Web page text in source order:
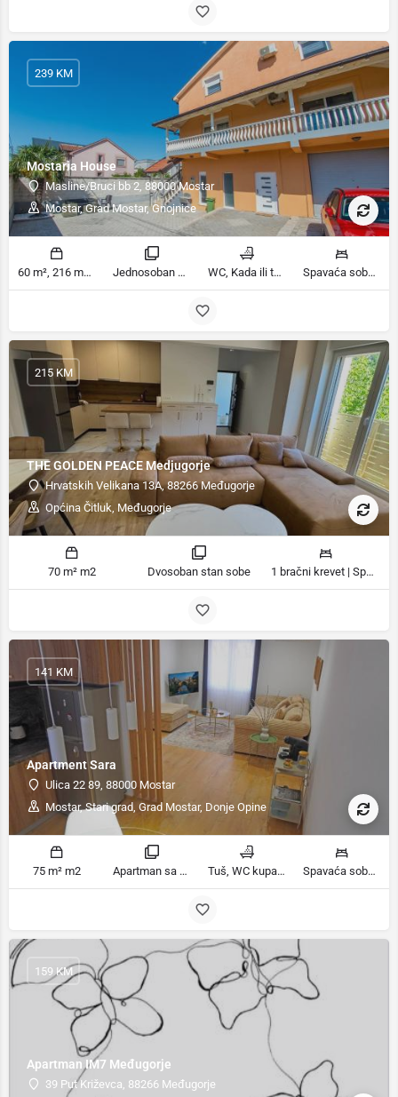
Mostaria House
Masline/Bruci bb 2, 88000 Mostar
Mostar, Grad Mostar, Gnojnice
239 KM
60 m², 216 m² m2 Jednosoban stan sa vrtom, Apartman sa 4 sobe sobe WC, Kada ili tuš kupatila Spavaća soba 1: 1 veliki bračni krevet | Dnevni boravak: 1 kauč na razvlačenje | Spavaća soba 1: 1 bračni krevet | Spavaća soba 2: 1 bračni krevet | Spavaća soba 3: 1 bračni krevet | Spavaća soba 4: 1 krevet za jednu osobu ležaja
THE GOLDEN PEACE Medjugorje
Hrvatskih Velikana 13A, 88266 Međugorje
Općina Čitluk, Međugorje
215 KM
70 m² m2 Dvosoban stan sobe 1 bračni krevet | Spavaća soba 1: 1 francuski bračni krevet | Spavaća soba 2: 2 kreveta za jednu osobu ležaja
Apartment Sara
Ulica 22 89, 88000 Mostar
Mostar, Stari grad, Grad Mostar, Donje Opine
141 KM
75 m² m2 Apartman sa terasom sobe Tuš, WC kupatila Spavaća soba 1: 1 bračni krevet | Spavaća soba 2: 1 krevet na kat ležaja
Apartman IM7 Međugorje
39 Put Križevca, 88266 Međugorje
159 KM